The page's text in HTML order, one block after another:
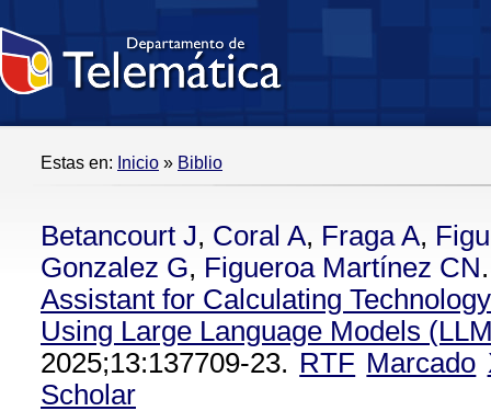
Estas en: Inicio » Biblio
Betancourt J, Coral A, Fraga A,
Gonzalez G, Figueroa Martínez CN.
Assistant for Calculating
Using Large Language Models
2025;13:137709-23. RTF Marcado
Scholar